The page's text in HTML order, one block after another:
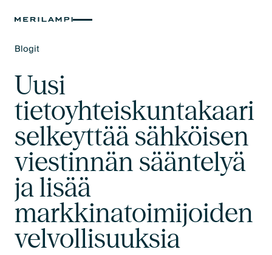
Blogit
Uusi
tietoyhteiskuntakaari
selkeyttää sähköisen
viestinnän sääntelyä
ja lisää
markkinatoimijoiden
velvollisuuksia